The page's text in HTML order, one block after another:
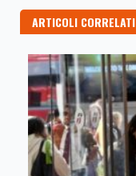
ARTICOLI CORRELATI